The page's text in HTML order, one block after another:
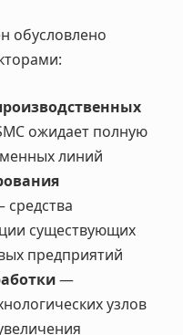
обусловлено
ожидает полную
линий
средства
существующих
предприятий
—
узлов